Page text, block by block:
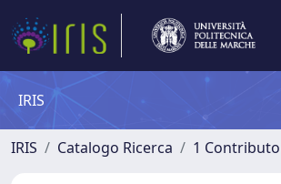
IRIS
IRIS Catalogo Ricerca 1